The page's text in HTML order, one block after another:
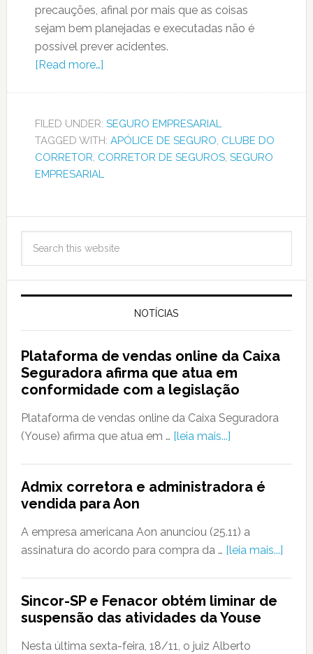
precauções, afinal por mais que as coisas
sejam bem planejadas e executadas não é
possível prever acidentes.
[Read more…]
FILED UNDER: SEGURO EMPRESARIAL
TAGGED WITH: APÓLICE DE SEGURO, CLUBE DO
CORRETOR, CORRETOR DE SEGUROS, SEGURO
EMPRESARIAL
NOTÍCIAS
Plataforma de vendas online da Caixa
Seguradora afirma que atua em
conformidade com a legislação
Plataforma de vendas online da Caixa Seguradora
(Youse) afirma que atua em … [leia mais...]
Admix corretora e administradora é
vendida para Aon
A empresa americana Aon anunciou (25.11) a
assinatura do acordo para compra da … [leia mais...]
Sincor-SP e Fenacor obtém liminar de
suspensão das atividades da Youse
Nesta última sexta-feira, 18/11, o juiz Alberto